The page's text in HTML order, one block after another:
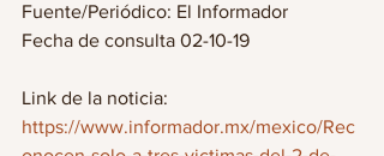
Fuente/Periódico: El Informador
Fecha de consulta 02-10-19
Link de la noticia:
https://www.informador.mx/mexico/Rec